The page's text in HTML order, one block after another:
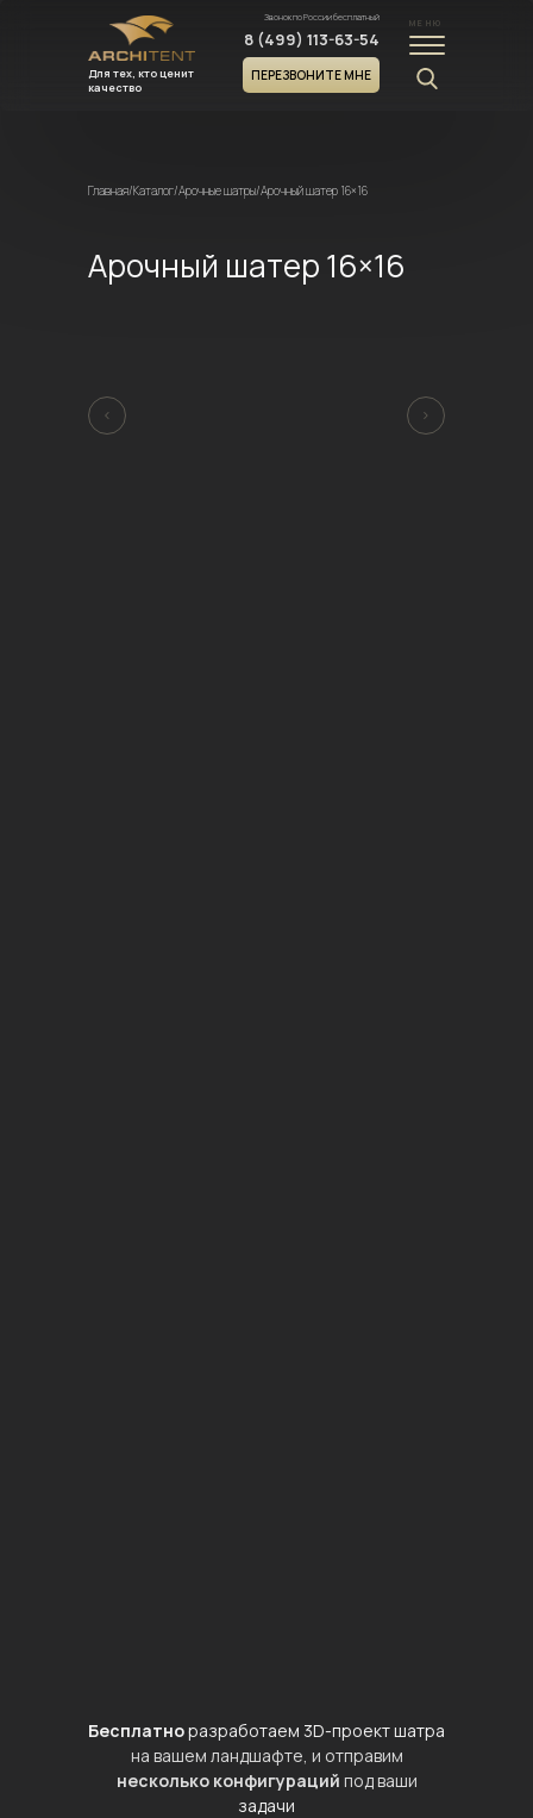
Для тех, кто ценит
качество
Звонок по России бесплатный
8 (499) 113-63-54
ПЕРЕЗВОНИТЕ МНЕ
МЕНЮ
Главная/Каталог/Арочные шатры/Арочный шатер 16×16
Арочный шатер 16×16
Бесплатноразработаем 3D-проект шатра
на вашем ландшафте, и отправим
несколько конфигураций под ваши
задачи